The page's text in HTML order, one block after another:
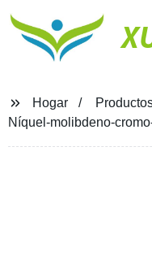
Hogar
Níquel-molibdeno-